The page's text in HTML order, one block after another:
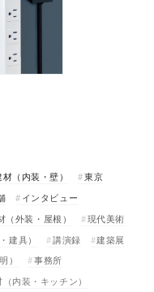
材（内装・壁）
東京
インタビュー
（外装・屋根）
現代美術
建具） 講演録
建築展
）
事務所
内装・キッチン）